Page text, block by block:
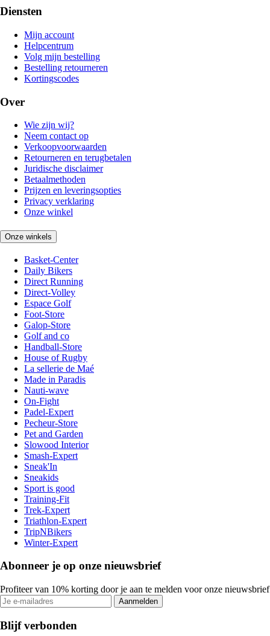
Diensten
Mijn account
Helpcentrum
Volg mijn bestelling
Bestelling retourneren
Kortingscodes
Over
Wie zijn wij?
Neem contact op
Verkoopvoorwaarden
Retourneren en terugbetalen
Juridische disclaimer
Betaalmethoden
Prijzen en leveringsopties
Privacy verklaring
Onze winkel
Onze winkels
Basket-Center
Daily Bikers
Direct Running
Direct-Volley
Espace Golf
Foot-Store
Galop-Store
Golf and co
Handball-Store
House of Rugby
La sellerie de Maé
Made in Paradis
Nauti-wave
On-Fight
Padel-Expert
Pecheur-Store
Pet and Garden
Slowood Interior
Smash-Expert
Sneak'In
Sneakids
Sport is good
Training-Fit
Trek-Expert
Triathlon-Expert
TripNBikers
Winter-Expert
Abonneer je op onze nieuwsbrief
Profiteer van 10% korting door je aan te melden voor onze nieuwsbrief
Aanmelden
Blijf verbonden